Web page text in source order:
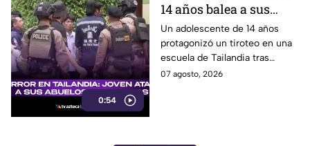
0:54
14 años balea a sus
abuelos y luego tirotea
su escuela, dejando
siete muertos y 15
heridos
Un adolescente de 14 años
protagonizó un tiroteo en una
escuela de Tailandia tras
presuntamente atacar primero
07 agosto, 2026